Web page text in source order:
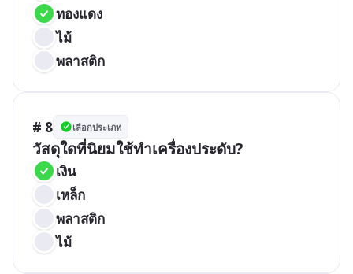
ทองแดง
ไม้
พลาสติก
# 8 เลือกประเภท
วัสดุใดที่นิยมใช้ทำเครื่องประดับ?
เงิน
เหล็ก
พลาสติก
ไม้